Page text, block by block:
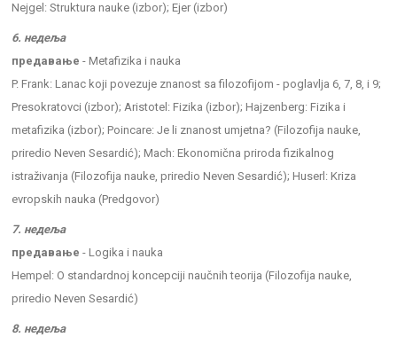
Nejgel: Struktura nauke (izbor); Ejer (izbor)
6. недеља
предавање - Metafizika i nauka
P. Frank: Lanac koji povezuje znanost sa filozofijom - poglavlja 6, 7, 8, i 9;
Presokratovci (izbor); Aristotel: Fizika (izbor); Hajzenberg: Fizika i
metafizika (izbor); Poincare: Je li znanost umjetna? (Filozofija nauke,
priredio Neven Sesardić); Mach: Ekonomična priroda fizikalnog
istraživanja (Filozofija nauke, priredio Neven Sesardić); Huserl: Kriza
evropskih nauka (Predgovor)
7. недеља
предавање - Logika i nauka
Hempel: O standardnoj koncepciji naučnih teorija (Filozofija nauke,
priredio Neven Sesardić)
8. недеља